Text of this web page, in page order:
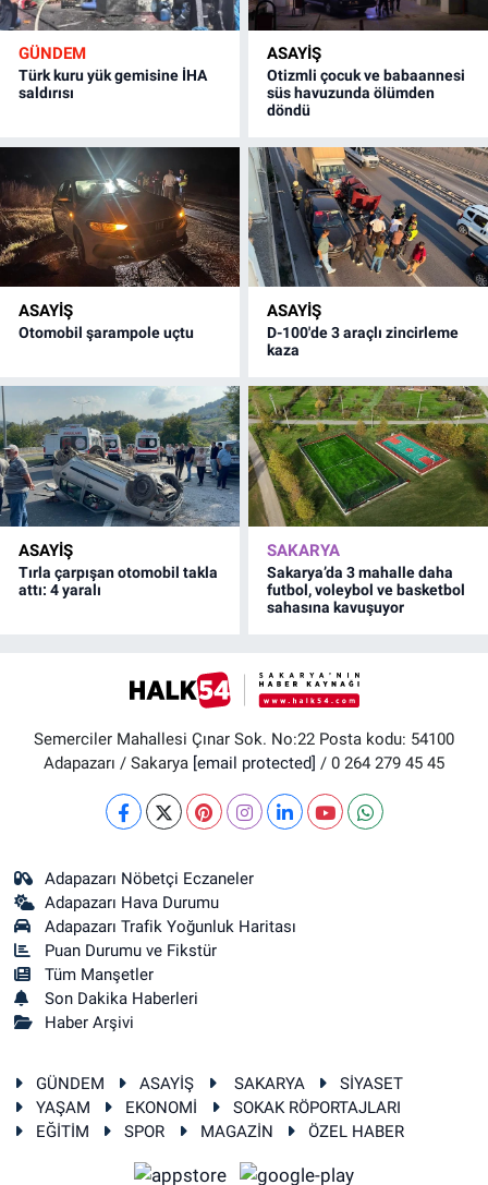
GÜNDEM
Türk kuru yük gemisine İHA
saldırısı
ASAYİŞ
Otizmli çocuk ve babaannesi
süs havuzunda ölümden
döndü
ASAYİŞ
Otomobil şarampole uçtu
ASAYİŞ
D-100'de 3 araçlı zincirleme
kaza
ASAYİŞ
Tırla çarpışan otomobil takla
attı: 4 yaralı
SAKARYA
Sakarya’da 3 mahalle daha
futbol, voleybol ve basketbol
sahasına kavuşuyor
Semerciler Mahallesi Çınar Sok. No:22 Posta kodu: 54100
Adapazarı / Sakarya [email protected] / 0 264 279 45 45
Adapazarı Nöbetçi Eczaneler
Adapazarı Hava Durumu
Adapazarı Trafik Yoğunluk Haritası
Puan Durumu ve Fikstür
Tüm Manşetler
Son Dakika Haberleri
Haber Arşivi
GÜNDEM ASAYİŞ SAKARYA
SİYASET
YAŞAM
EKONOMİ
SOKAK RÖPORTAJLARI
EĞİTİM
SPOR MAGAZİN ÖZEL HABER